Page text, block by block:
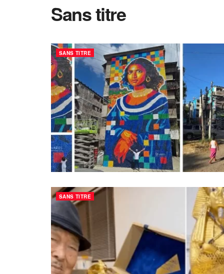
Sans titre
SANS TITRE
SANS TITRE